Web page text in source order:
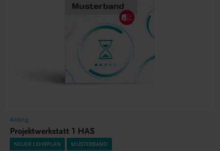
Bildung
Projektwerkstatt 1 HAS
NEUER LEHRPLAN MUSTERBAND